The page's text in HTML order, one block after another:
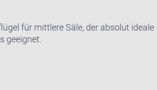
für mittlere Säle, der absolut ideale
geeignet.